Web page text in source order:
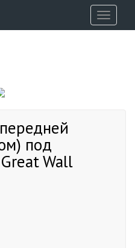
Toggle
под
Wall